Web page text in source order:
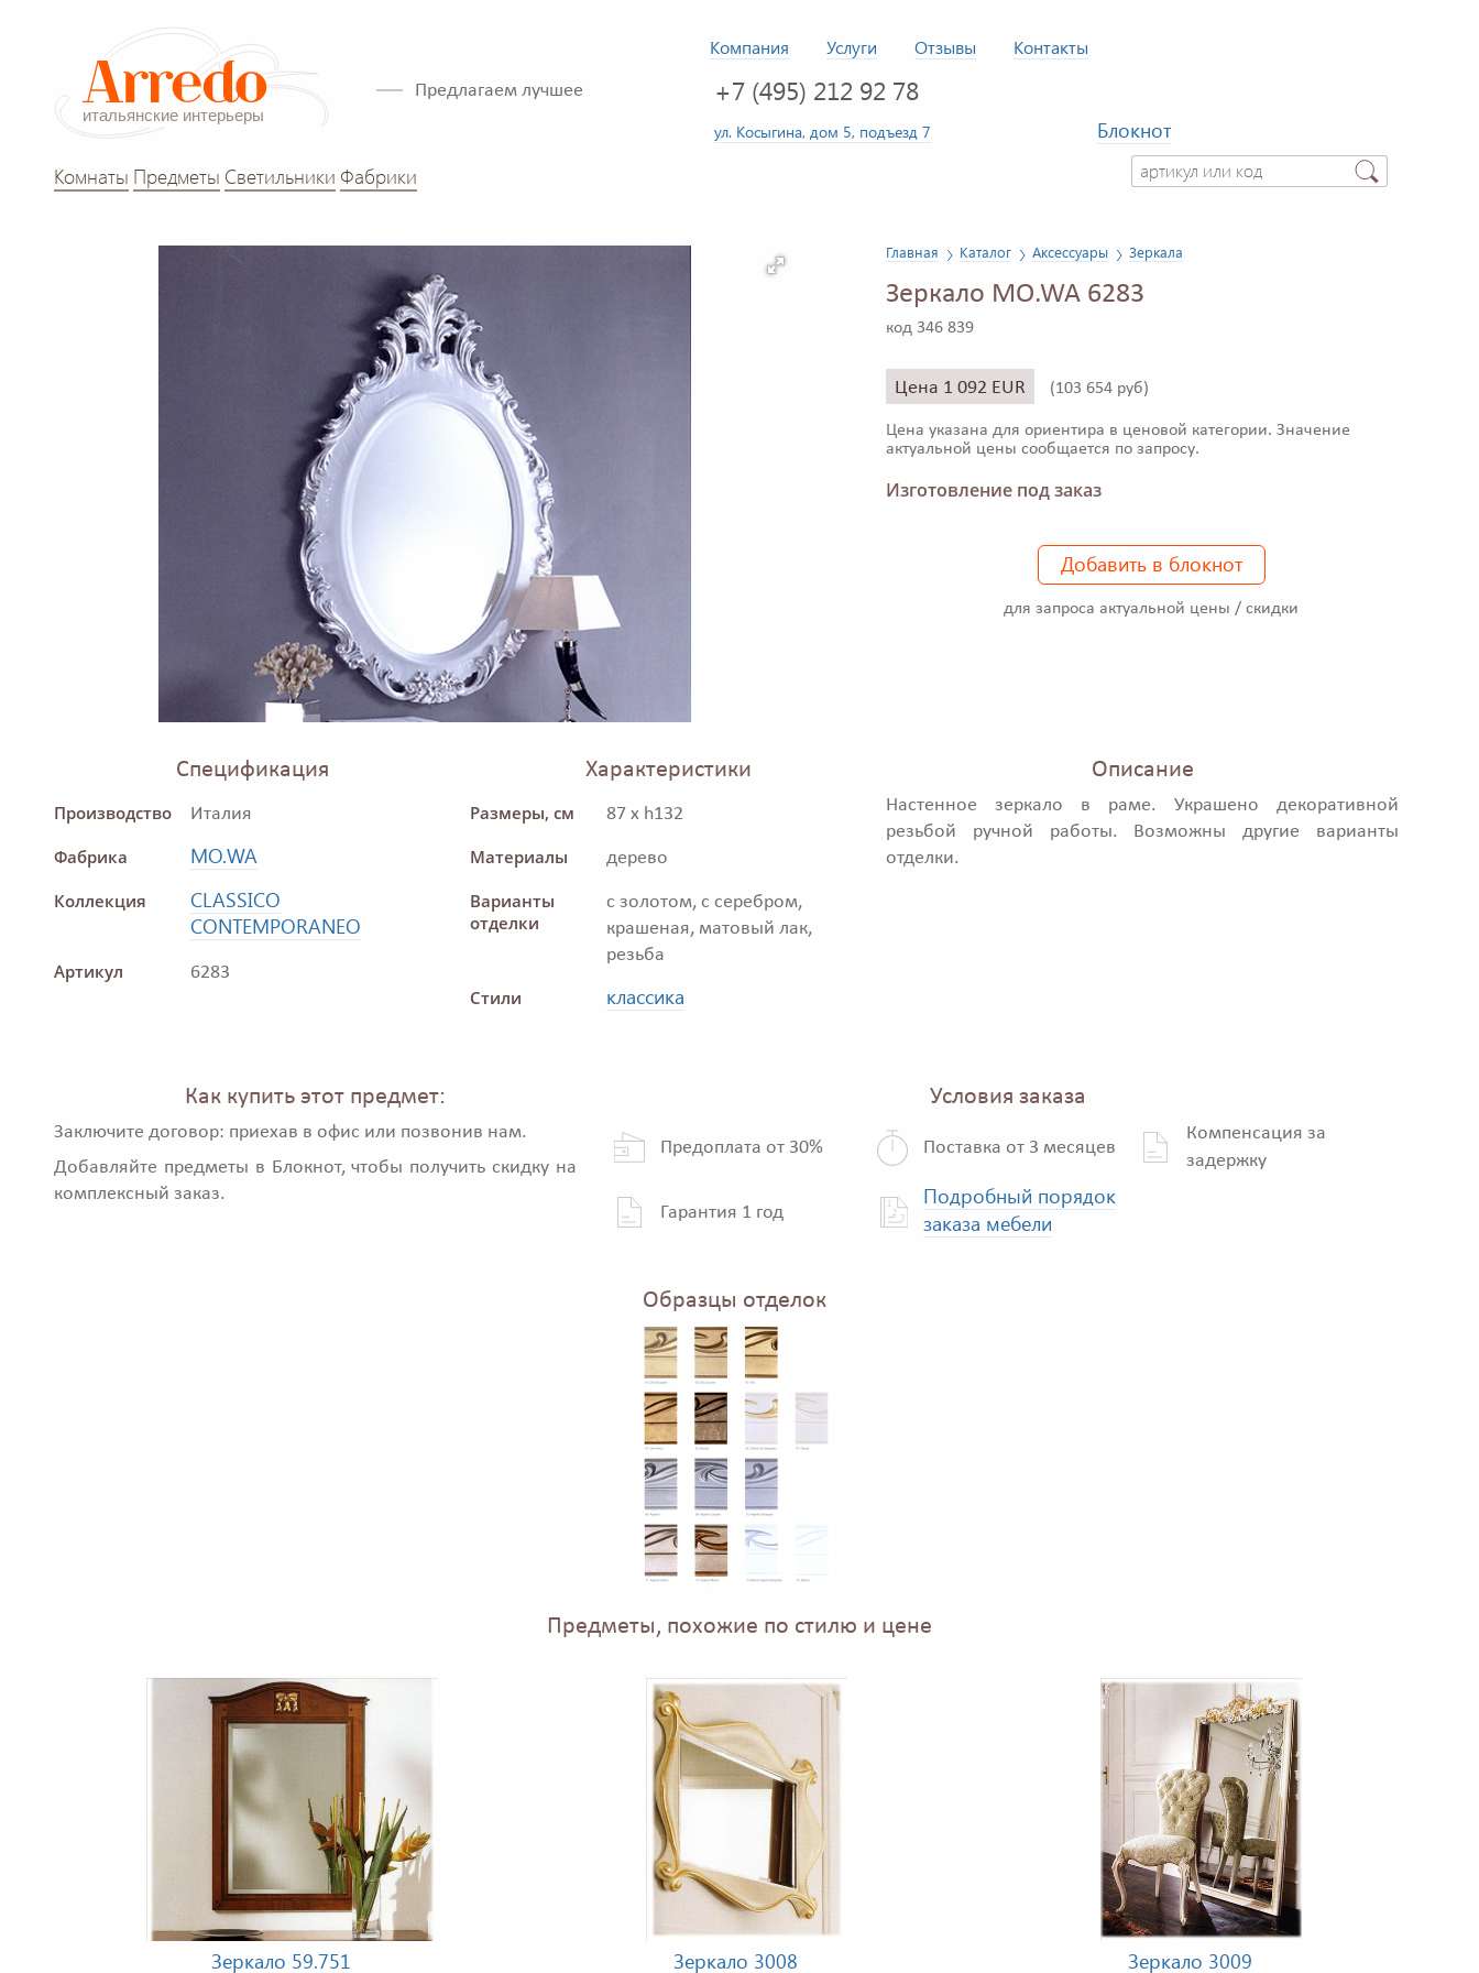
Компания Услуги Отзывы Контакты
Предлагаем лучшее +7 (495) 212 92 78
ул. Косыгина, дом 5, подъезд 7
Блокнот
Комнаты Предметы Светильники Фабрики
Главная Каталог Аксессуары Зеркала
Зеркало MO.WA 6283
код 346 839
Цена 1 092 EUR (103 654 руб)
Цена указана для ориентира в ценовой категории. Значение
актуальной цены сообщается по запросу.
Изготовление под заказ
Добавить в блокнот
для запроса актуальной цены / скидки
Спецификация
Производство Италия
Фабрика MO.WA
Коллекция
CLASSICO
CONTEMPORANEO
Артикул 6283
Характеристики
Размеры, см 87 x h132
Материалы дерево
Варианты
отделки
с золотом, с серебром,
крашеная, матовый лак,
резьба
Стили классика
Описание
Настенное зеркало в раме. Украшено декоративной
резьбой ручной работы. Возможны другие варианты
отделки.
Как купить этот предмет:
Заключите договор: приехав в офис или позвонив нам.
Добавляйте предметы в Блокнот, чтобы получить скидку на
комплексный заказ.
Условия заказа
Предоплата от 30% Поставка от 3 месяцев
Компенсация за
задержку
Гарантия 1 год
Подробный порядок
заказа мебели
Образцы отделок
Предметы, похожие по стилю и цене
Зеркало 59.751 Зеркало 3008 Зеркало 3009